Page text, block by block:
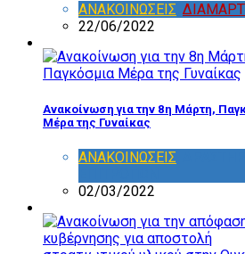
ΑΝΑΚΟΙΝΩΣΕΙΣ
22/06/2022
Ανακοίνωση για την 8η Μάρτη,
Μέρα της Γυναίκας
ΑΝΑΚΟΙΝΩΣΕΙΣ
02/03/2022